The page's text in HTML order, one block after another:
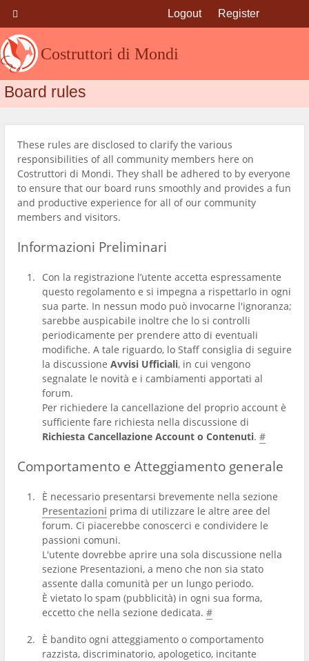
Costruttori di Mondi
Logout Register
Board rules
These rules are disclosed to clarify the various
responsibilities of all community members here on
Costruttori di Mondi. They shall be adhered to by everyone
to ensure that our board runs smoothly and provides a fun
and productive experience for all of our community
members and visitors.
Informazioni Preliminari
Con la registrazione l’utente accetta espressamente
questo regolamento e si impegna a rispettarlo in ogni
sua parte. In nessun modo può invocarne l'ignoranza;
sarebbe auspicabile inoltre che lo si controlli
periodicamente per prendere atto di eventuali
modifiche. A tale riguardo, lo Staff consiglia di seguire
la discussione Avvisi Ufficiali, in cui vengono
segnalate le novità e i cambiamenti apportati al
forum.
Per richiedere la cancellazione del proprio account è
sufficiente fare richiesta nella discussione di
Richiesta Cancellazione Account o Contenuti. #
Comportamento e Atteggiamento generale
È necessario presentarsi brevemente nella sezione
Presentazioni prima di utilizzare le altre aree del
forum. Ci piacerebbe conoscerci e condividere le
passioni comuni.
L'utente dovrebbe aprire una sola discussione nella
sezione Presentazioni, a meno che non sia stato
assente dalla comunità per un lungo periodo.
È vietato lo spam (pubblicità) in ogni sua forma,
eccetto che nella sezione dedicata. #
È bandito ogni atteggiamento o comportamento
razzista, discriminatorio, apologetico, incitante